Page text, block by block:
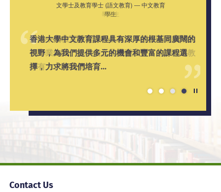
文學士及教育學士 (語文教育) — 中文教育
學生
大量友善且熱心的教育界專家和教授，相信每一
位「準教師」都能獲得最精彩的大學生活。
文學士及教育學士 (語文教育) — 中文教育
畢業生
香港大學中文教育課程靈活、多元。我能自由選
修感興趣的文學、歷史或文化課程，討論教育政
策與哲學，以及在...
文學士及教育學士 (語文教育) — 中文教育
學生
香港大學中文教育課程具有深厚的根基同廣闊的
視野，為我們提供多元的機會和豐富的課程選
擇，力求將我們培育...
文學士及教育學士 (語文教育) — 中文教育
畢業生
港大中文教育課程以學生為本，循序漸進栽培我
們專業知識、教學信念和實踐成長，未來成為教
導有方、能言傳身...
1 2 3 4 Play /
Contact Us